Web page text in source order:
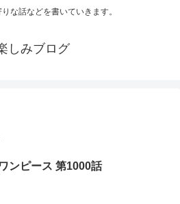
な話などを書いていきます。
しみブログ
ワンピース 第1000話